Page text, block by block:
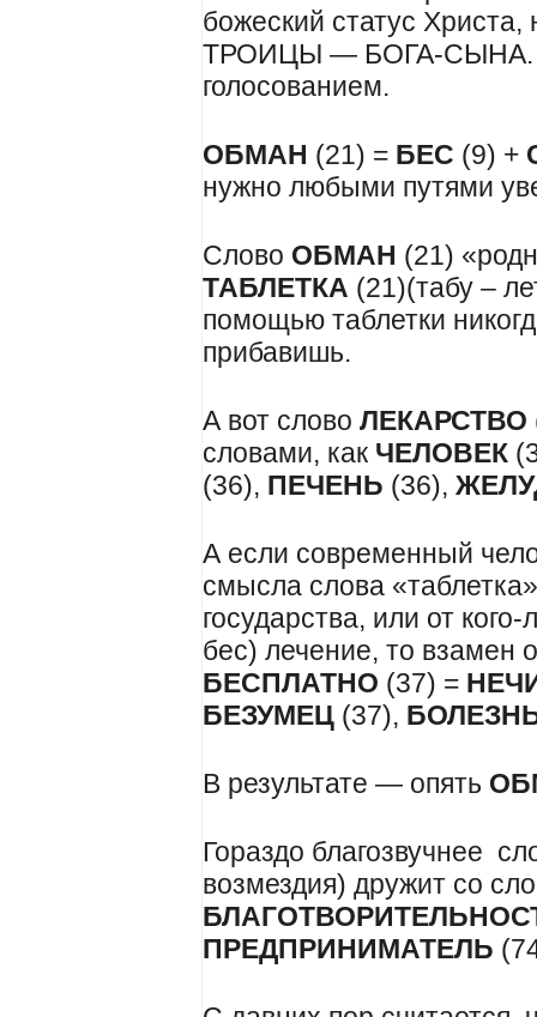
божеский статус
ТРОИЦЫ — БОГА-СЫНА.
голосованием.
ОБМАН (21) = БЕС (9) +
нужно любыми путями
Слово ОБМАН (21)
ТАБЛЕТКА (21)(табу –
помощью таблетки
прибавишь.
А вот словоЛЕКАРСТВО
словами, как ЧЕЛОВЕК
(36), ПЕЧЕНЬ (36),
А если современный
смысла слова
государства, или от
бес) лечение, то взамен
БЕСПЛАТНО (37) =
БЕЗУМЕЦ (37),
В результате — опять
Гораздо благозвучнее
возмездия) дружит со
ПРЕДПРИНИМАТЕЛЬ